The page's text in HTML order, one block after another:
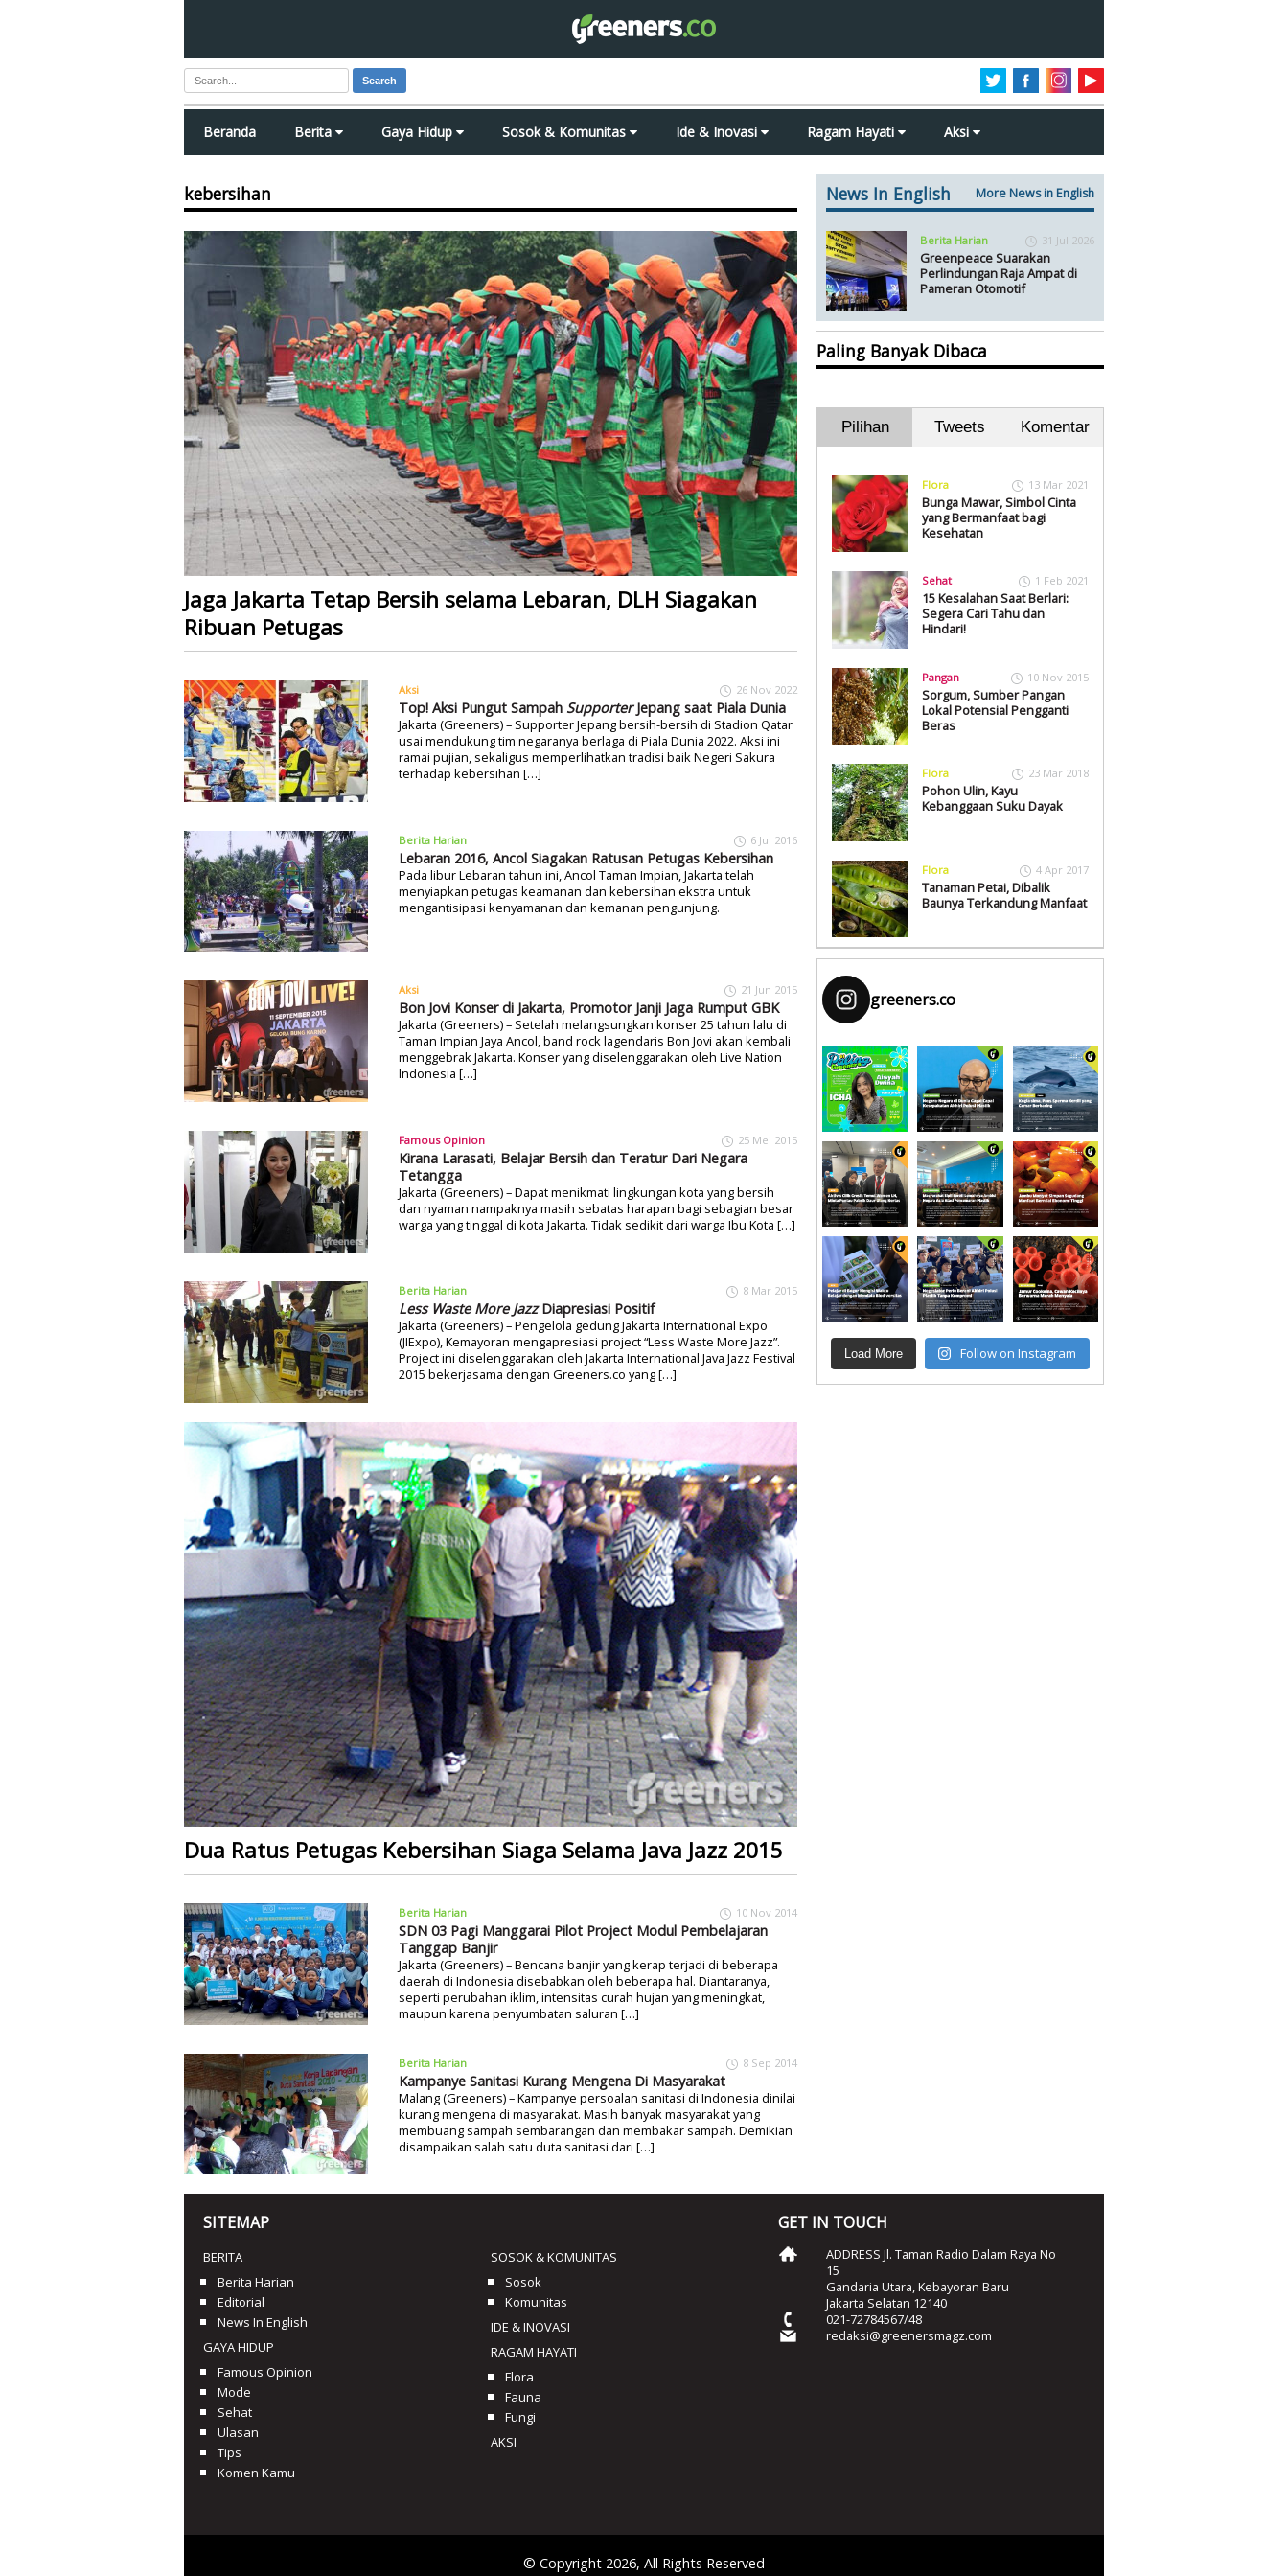
Search
Beranda Berita Gaya Hidup Sosok & Komunitas Ide & Inovasi Ragam Hayati Aksi
kebersihan
Jaga Jakarta Tetap Bersih selama Lebaran, DLH Siagakan
Ribuan Petugas
Aksi 26 Nov 2022
Top! Aksi Pungut Sampah SupporterJepang saat Piala Dunia
Jakarta (Greeners) – Supporter Jepang bersih-bersih di Stadion Qatar
usai mendukung tim negaranya berlaga di Piala Dunia 2022. Aksi ini
ramai pujian, sekaligus memperlihatkan tradisi baik Negeri Sakura
terhadap kebersihan […]
Berita Harian 6 Jul 2016
Lebaran 2016, Ancol Siagakan Ratusan Petugas Kebersihan
Pada libur Lebaran tahun ini, Ancol Taman Impian, Jakarta telah
menyiapkan petugas keamanan dan kebersihan ekstra untuk
mengantisipasi kenyamanan dan kemanan pengunjung.
Aksi 21 Jun 2015
Bon Jovi Konser di Jakarta, Promotor Janji Jaga Rumput GBK
Jakarta (Greeners) – Setelah melangsungkan konser 25 tahun lalu di
Taman Impian Jaya Ancol, band rock lagendaris Bon Jovi akan kembali
menggebrak Jakarta. Konser yang diselenggarakan oleh Live Nation
Indonesia […]
Famous Opinion 25 Mei 2015
Kirana Larasati, Belajar Bersih dan Teratur Dari Negara
Tetangga
Jakarta (Greeners) – Dapat menikmati lingkungan kota yang bersih
dan nyaman nampaknya masih sebatas harapan bagi sebagian besar
warga yang tinggal di kota Jakarta. Tidak sedikit dari warga Ibu Kota […]
Berita Harian 8 Mar 2015
Less Waste More JazzDiapresiasi Positif
Jakarta (Greeners) – Pengelola gedung Jakarta International Expo
(JIExpo), Kemayoran mengapresiasi project “Less Waste More Jazz”.
Project ini diselenggarakan oleh Jakarta International Java Jazz Festival
2015 bekerjasama dengan Greeners.co yang […]
Dua Ratus Petugas Kebersihan Siaga Selama Java Jazz 2015
Berita Harian 10 Nov 2014
SDN 03 Pagi Manggarai Pilot Project Modul Pembelajaran
Tanggap Banjir
Jakarta (Greeners) – Bencana banjir yang kerap terjadi di beberapa
daerah di Indonesia disebabkan oleh beberapa hal. Diantaranya,
seperti perubahan iklim, intensitas curah hujan yang meningkat,
maupun karena penyumbatan saluran […]
Berita Harian 8 Sep 2014
Kampanye Sanitasi Kurang Mengena Di Masyarakat
Malang (Greeners) – Kampanye persoalan sanitasi di Indonesia dinilai
kurang mengena di masyarakat. Masih banyak masyarakat yang
membuang sampah sembarangan dan membakar sampah. Demikian
disampaikan salah satu duta sanitasi dari […]
News In English More News in English
Berita Harian 31 Jul 2026
Greenpeace Suarakan
Perlindungan Raja Ampat di
Pameran Otomotif
Paling Banyak Dibaca
Pilihan Tweets Komentar
Flora 13 Mar 2021
Bunga Mawar, Simbol Cinta
yang Bermanfaat bagi
Kesehatan
Sehat 1 Feb 2021
15 Kesalahan Saat Berlari:
Segera Cari Tahu dan
Hindari!
Pangan 10 Nov 2015
Sorgum, Sumber Pangan
Lokal Potensial Pengganti
Beras
Flora 23 Mar 2018
Pohon Ulin, Kayu
Kebanggaan Suku Dayak
Flora 4 Apr 2017
Tanaman Petai, Dibalik
Baunya Terkandung Manfaat
greeners.co
Load More Follow on Instagram
SITEMAP
BERITA
Berita Harian
Editorial
News In English
GAYA HIDUP
Famous Opinion
Mode
Sehat
Ulasan
Tips
Komen Kamu
SOSOK & KOMUNITAS
Sosok
Komunitas
IDE & INOVASI
RAGAM HAYATI
Flora
Fauna
Fungi
AKSI
GET IN TOUCH
ADDRESS Jl. Taman Radio Dalam Raya No
15
Gandaria Utara, Kebayoran Baru
Jakarta Selatan 12140
021-72784567/48
redaksi@greenersmagz.com
© Copyright 2026, All Rights Reserved